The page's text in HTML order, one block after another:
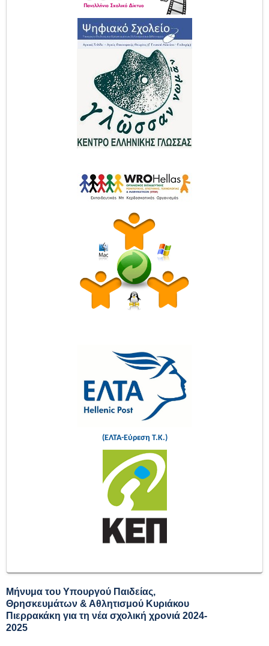
(ΕΛΤΑ-Εύρεση Τ.Κ.)
Μήνυμα του Υπουργού Παιδείας,
Θρησκευμάτων & Αθλητισμού Κυριάκου
Πιερρακάκη για τη νέα σχολική χρονιά 2024-
2025